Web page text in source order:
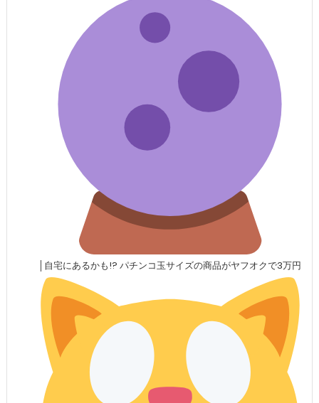
│自宅にあるかも!? パチンコ玉サイズの商品がヤフオクで3万円